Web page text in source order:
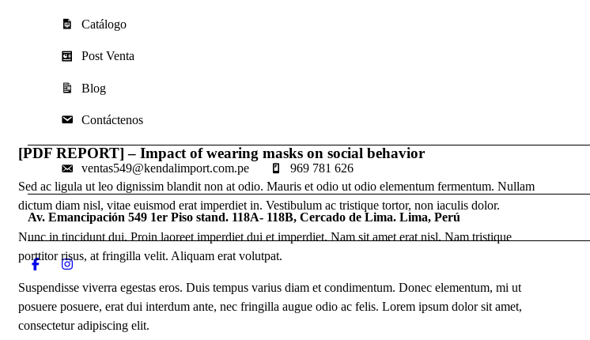
Catálogo
Post Venta
Blog
Contáctenos
ventas549@kendalimport.com.pe 969 781 626
Av. Emancipación 549 1er Piso stand. 118A- 118B, Cercado de Lima. Lima, Perú
[PDF REPORT] – Impact of wearing masks on social behavior
Sed ac ligula ut leo dignissim blandit non at odio. Mauris et odio ut odio elementum fermentum. Nullam
dictum diam nisl, vitae euismod erat imperdiet in. Vestibulum ac tristique tortor, non iaculis dolor.
Nunc in tincidunt dui. Proin laoreet imperdiet dui et imperdiet. Nam sit amet erat nisl. Nam tristique
porttitor risus, at fringilla velit. Aliquam erat volutpat.
Suspendisse viverra egestas eros. Duis tempus varius diam et condimentum. Donec elementum, mi ut
posuere posuere, erat dui interdum ante, nec fringilla augue odio ac felis. Lorem ipsum dolor sit amet,
consectetur adipiscing elit.